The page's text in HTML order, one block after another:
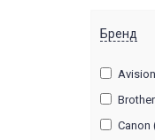
Бренд
Canon